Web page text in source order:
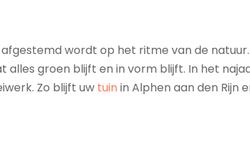
wordt op het ritme van de
groen blijft en in vorm blijft. In het
Zo blijft uw tuinin Alphen aan den Rijn